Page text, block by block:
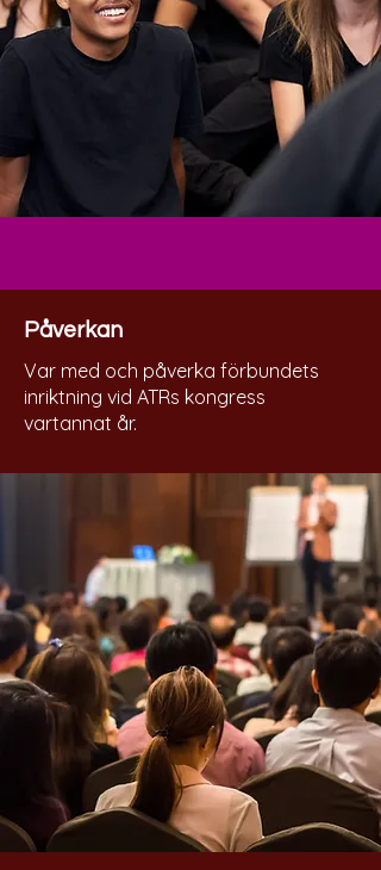
Påverkan
Var med och påverka förbundets
inriktning vid ATRs kongress
vartannat år.